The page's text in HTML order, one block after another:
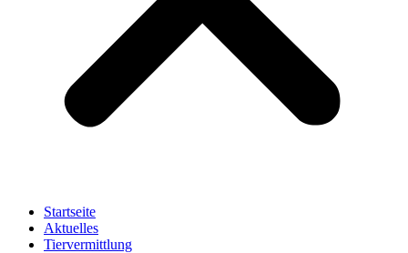
Startseite
Aktuelles
Tiervermittlung